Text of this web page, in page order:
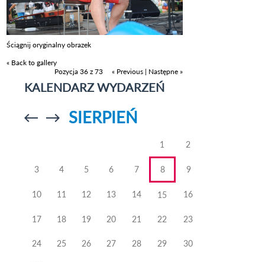
Ściągnij oryginalny obrazek
« Back to gallery
Pozycja 36 z 73
« Previous | Następne »
KALENDARZ WYDARZEŃ
Przejdź doPrzejdź do
SIERPIEŃ
1 2
3 4 5 6 7 8 9
10 11 12 13 14 15 16
17 18 19 20 21 22 23
24 25 26 27 28 29 30